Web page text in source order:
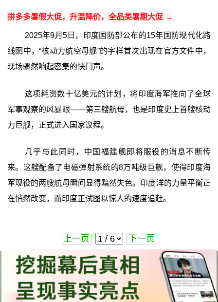
拼多多暑假大促，升温降价，全品类暑期大促 →
2025年9月5日，印度国防部公布的15年国防现代化路
线图中，“核动力航空母舰”的字样首次出现在官方文件中，
现场骤然响起密集的快门声。
这项耗资数十亿美元的计划，将印度海军推向了全球
军事观察的风暴眼——第三艘航母，也是印度史上首艘核动
力巨舰，正式进入国家议程。
几乎与此同时，中国福建舰即将服役的消息不断传
来。这艘配备了电磁弹射系统的8万吨级巨舰，使得印度海
军现役的两艘航母瞬间显得黯然失色。印度洋的力量平衡正
在悄然改变，而印度正试图以惊人的速度追赶。
上一页 下一页